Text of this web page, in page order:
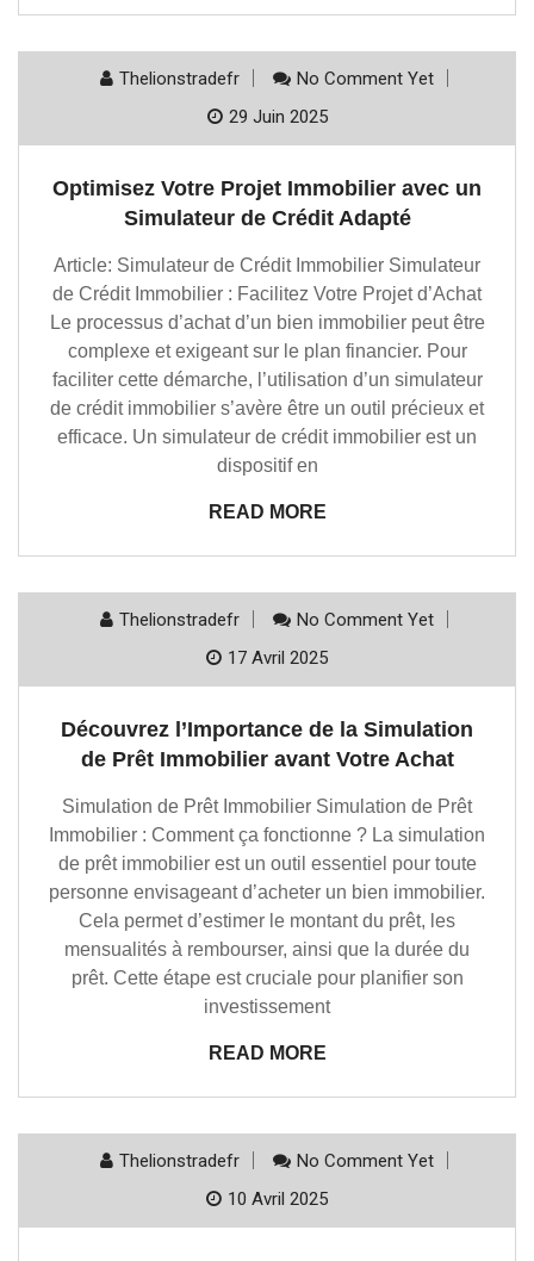
Thelionstradefr
No Comment Yet
29 Juin 2025
Optimisez Votre Projet Immobilier avec un
Simulateur de Crédit Adapté
Article: Simulateur de Crédit Immobilier Simulateur
de Crédit Immobilier : Facilitez Votre Projet d’Achat
Le processus d’achat d’un bien immobilier peut être
complexe et exigeant sur le plan financier. Pour
faciliter cette démarche, l’utilisation d’un simulateur
de crédit immobilier s’avère être un outil précieux et
efficace. Un simulateur de crédit immobilier est un
dispositif en
READ MORE
Thelionstradefr
No Comment Yet
17 Avril 2025
Découvrez l’Importance de la Simulation
de Prêt Immobilier avant Votre Achat
Simulation de Prêt Immobilier Simulation de Prêt
Immobilier : Comment ça fonctionne ? La simulation
de prêt immobilier est un outil essentiel pour toute
personne envisageant d’acheter un bien immobilier.
Cela permet d’estimer le montant du prêt, les
mensualités à rembourser, ainsi que la durée du
prêt. Cette étape est cruciale pour planifier son
investissement
READ MORE
Thelionstradefr
No Comment Yet
10 Avril 2025